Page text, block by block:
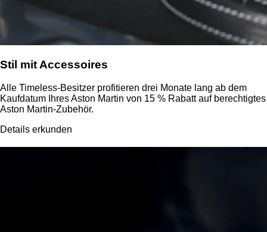
Stil mit Accessoires
Alle Timeless-Besitzer profitieren drei Monate lang ab dem
Kaufdatum Ihres Aston Martin von 15 % Rabatt auf berechtigtes
Aston Martin-Zubehör.
Details erkunden